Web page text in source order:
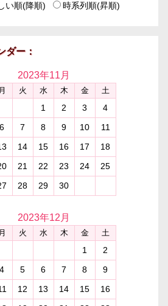
い順(降順) 時系列順(昇順)
ダー：
2023年11月
月 火 水 木 金 土
1 2 3
4
6 7 8 9 10
11
14 15 16 17
18
21 22 23 24
25
28 29 30
2023年12月
月 火 水 木 金 土
1
2
4 5 6 7 8
9
12 13 14 15
16